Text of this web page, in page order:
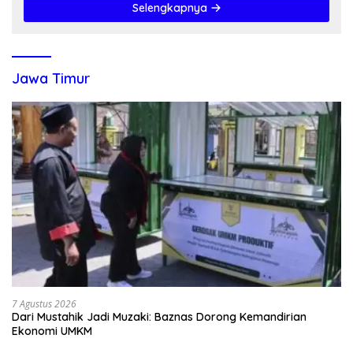
Selengkapnya
Jawa Timur
7 Agustus 2026
Dari Mustahik Jadi Muzaki: Baznas Dorong Kemandirian
Ekonomi UMKM